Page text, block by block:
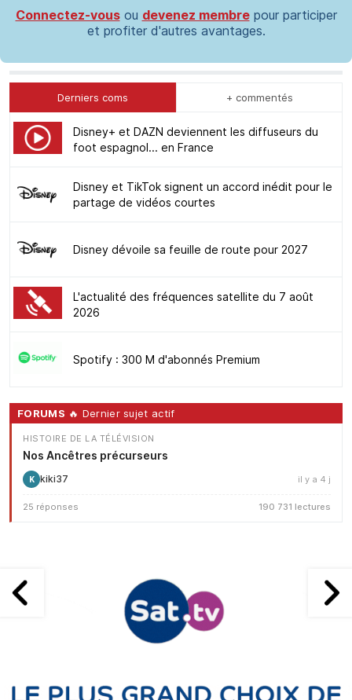
Connectez-vousou devenez membrepour participer
et profiter d'autres avantages.
Derniers coms + commentés
Disney+ et DAZN deviennent les diffuseurs du
foot espagnol... en France
Disney et TikTok signent un accord inédit pour le
partage de vidéos courtes
Disney dévoile sa feuille de route pour 2027
L'actualité des fréquences satellite du 7 août
2026
Spotify : 300 M d'abonnés Premium
FORUMS 🔥 Dernier sujet actif
HISTOIRE DE LA TÉLÉVISION
Nos Ancêtres précurseurs
K kiki37 il y a 4 j
25 réponses 190 731 lectures